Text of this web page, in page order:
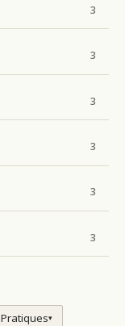
3
3
3
3
3
3
Pratiques▾